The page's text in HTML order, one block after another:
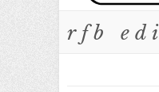
rfb